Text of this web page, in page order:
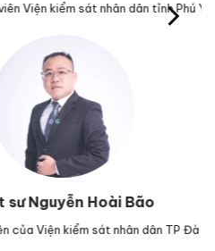
sát nhân dân tỉnh Phú Yên.
Hoài Bão
kiểm sát nhân dân TP Đà Nẵng.